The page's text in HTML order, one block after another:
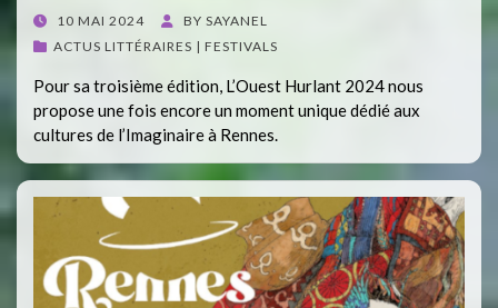
POSTED
ON
10 MAI 2024 BY SAYANEL
ACTUS LITTÉRAIRES | FESTIVALS
Pour sa troisième édition, L’Ouest Hurlant 2024 nous
propose une fois encore un moment unique dédié aux
cultures de l’Imaginaire à Rennes.